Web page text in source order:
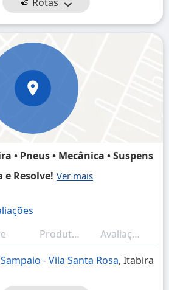
• Pneus • Mecânica • Suspens
e Resolve!
Produtos/Serviços Avaliações
-Vila Santa Rosa, Itabira